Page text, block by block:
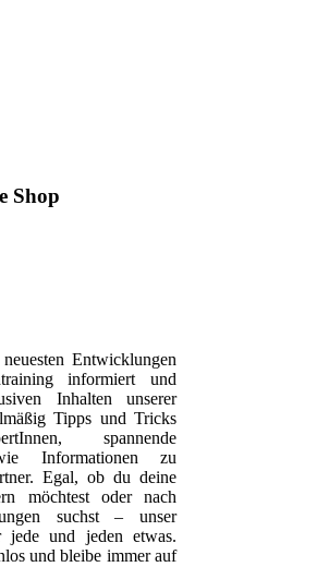
Shop
Entwicklungen
informiert und
Inhalten unserer
Tipps und Tricks
spannende
Informationen zu
Egal, ob du deine
möchtest oder nach
suchst – unser
jede und jeden etwas.
und bleibe immer auf